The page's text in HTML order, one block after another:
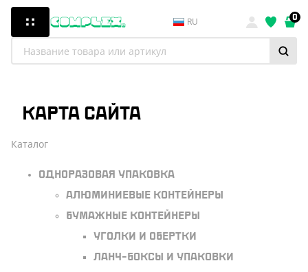
RU 0
КАРТА САЙТА
Каталог
Одноразовая упаковка
Алюминиевые контейнеры
Бумажные контейнеры
Уголки и обертки
Ланч-боксы и упаковки